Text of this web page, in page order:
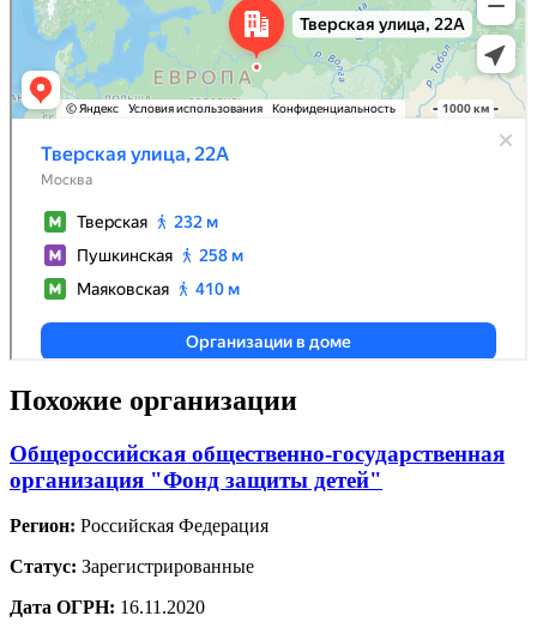
Похожие организации
Общероссийская общественно-государственная
организация "Фонд защиты детей"
Регион: Российская Федерация
Статус: Зарегистрированные
Дата ОГРН: 16.11.2020